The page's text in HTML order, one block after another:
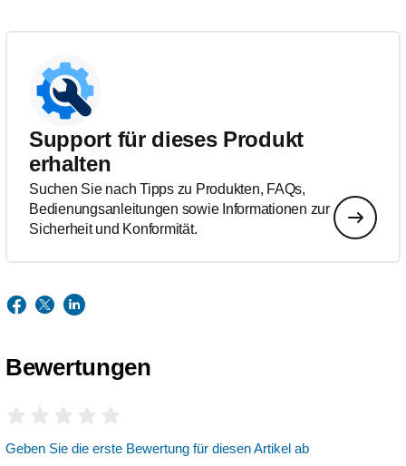
Support für dieses Produkt
erhalten
Suchen Sie nach Tipps zu Produkten, FAQs,
Bedienungsanleitungen sowie Informationen zur
Sicherheit und Konformität.
Bewertungen
Geben Sie die erste Bewertung für diesen Artikel ab